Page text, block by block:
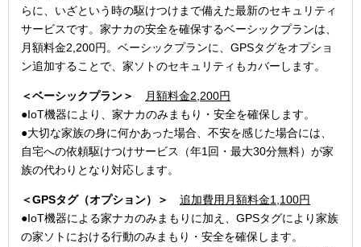
らに、いざという時の駆けつけまで備えた最新のセキュリティ
サービスです。家ナカの安全を確保するベーシックプランは、
月額料金2,200円。ベーシックプランに、GPSタグをオプショ
ン追加することで、家ソトのセキュリティもカバーします。
＜ベーシックプラン＞ 月額料金2,200円
●IoT機器により、家ナカのみまもり・安全を確保します。
●大切な家族の身に何かあった場合、不安を感じた場合には、
自宅への依頼駆けつけサービス（年1回・最大30分無料）が家
族の代わりとなり対応します。
＜GPSタグ（オプション）＞ 追加費用月額料金1,100円
●IoT機器による家ナカのみまもりに加え、GPSタグにより家族
の家ソトにおける行動のみまもり・安全を確保します。